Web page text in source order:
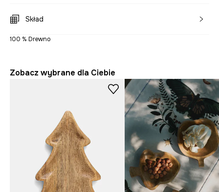
Skład
100 % Drewno
Zobacz wybrane dla Ciebie